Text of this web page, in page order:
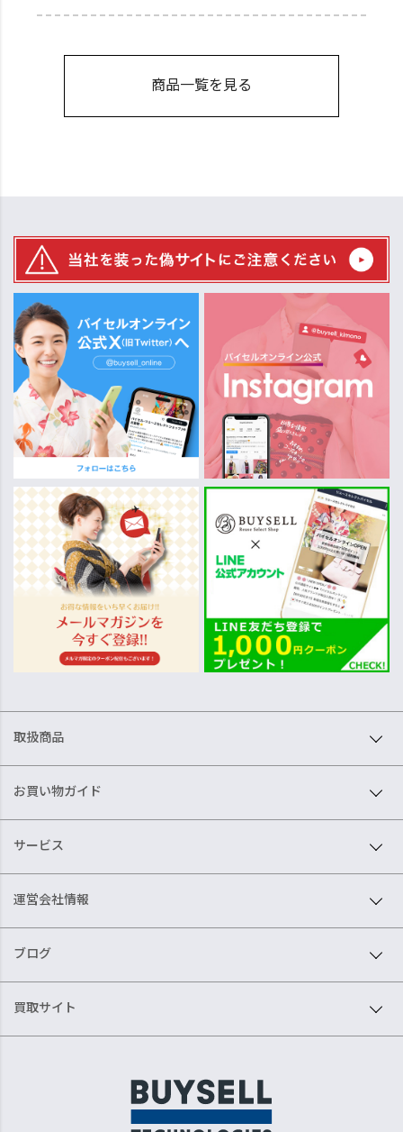
商品一覧を見る
取扱商品
お買い物ガイド
サービス
運営会社情報
ブログ
買取サイト